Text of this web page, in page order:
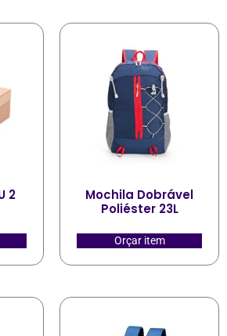
2
Mochila Dobrável
Poliéster 23L
Orçar item